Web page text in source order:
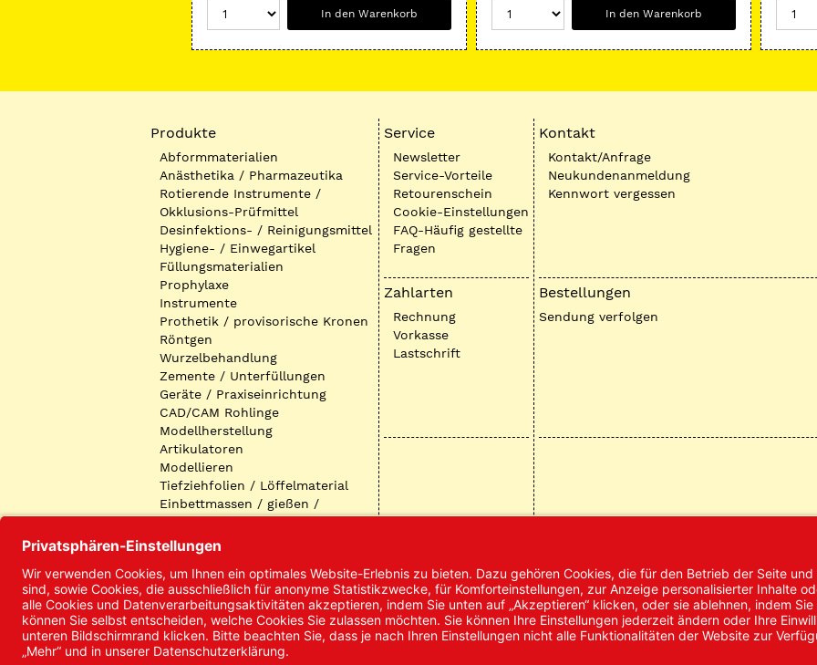
In den Warenkorb In den Warenkorb
Produkte
Abformmaterialien
Anästhetika / Pharmazeutika
Rotierende Instrumente /
Okklusions-Prüfmittel
Desinfektions- / Reinigungsmittel
Hygiene- / Einwegartikel
Füllungsmaterialien
Prophylaxe
Instrumente
Prothetik / provisorische Kronen
Röntgen
Wurzelbehandlung
Zemente / Unterfüllungen
Geräte / Praxiseinrichtung
CAD/CAM Rohlinge
Modellherstellung
Artikulatoren
Modellieren
Tiefziehfolien / Löffelmaterial
Einbettmassen / gießen /
Oberflächenbearbeitung
Keramik
Verblendmaterialien
Instrumente
Kieferorthopädie /
Klammerdrähte
Verschiedenes (Labor)
Service
Newsletter
Service-Vorteile
Retourenschein
Cookie-Einstellungen
FAQ-Häufig gestellte
Fragen
Zahlarten
Rechnung
Vorkasse
Lastschrift
Kontakt
Kontakt/Anfrage
Neukundenanmeldung
Kennwort vergessen
Bestellungen
Sendung verfolgen